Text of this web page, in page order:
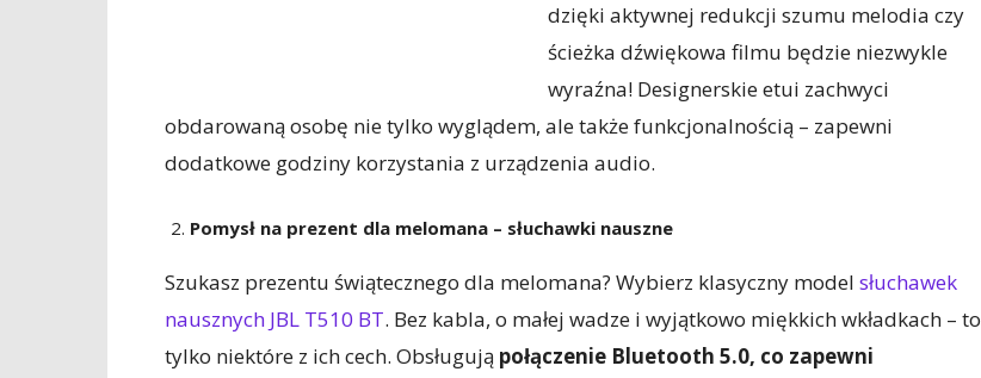
dzięki aktywnej redukcji szumu melodia czy
ścieżka dźwiękowa filmu będzie niezwykle
wyraźna! Designerskie etui zachwyci
obdarowaną osobę nie tylko wyglądem, ale także funkcjonalnością – zapewni
dodatkowe godziny korzystania z urządzenia audio.
Pomysł na prezent dla melomana – słuchawki nauszne
Szukasz prezentu świątecznego dla melomana? Wybierz klasyczny model słuchawek
nausznych JBL T510 BT. Bez kabla, o małej wadze i wyjątkowo miękkich wkładkach – to
tylko niektóre z ich cech. Obsługują połączenie Bluetooth 5.0, co zapewni